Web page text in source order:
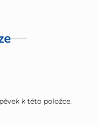
k této položce.